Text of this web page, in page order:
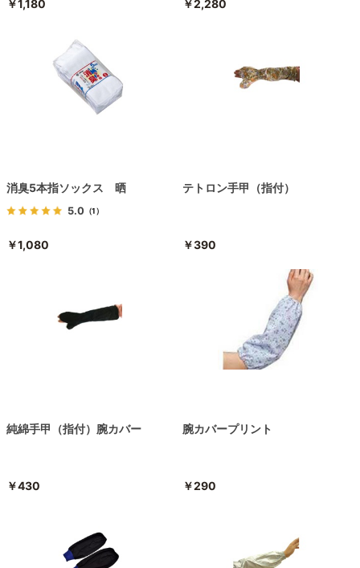
￥1,180 ￥2,280
消臭5本指ソックス 晒
5.0 （1）
￥1,080
テトロン手甲（指付）
￥390
純綿手甲（指付）腕カバー
￥430
腕カバープリント
￥290